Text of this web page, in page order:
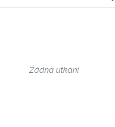
Žádná utkání.